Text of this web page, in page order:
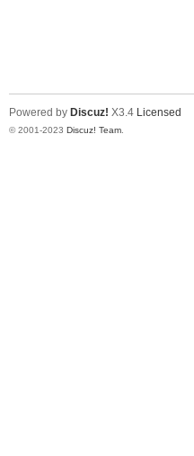
Powered by Discuz! X3.4 Licensed
© 2001-2023 Discuz! Team